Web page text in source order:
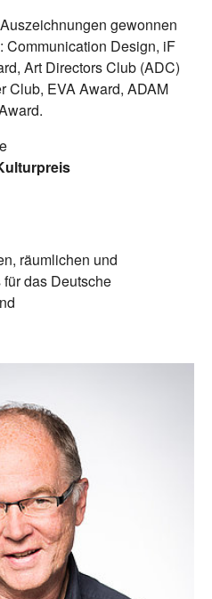
gewonnen
Communication Design, iF
Art Directors Club (ADC)
Club, EVA Award, ADAM
räumlichen und
das Deutsche